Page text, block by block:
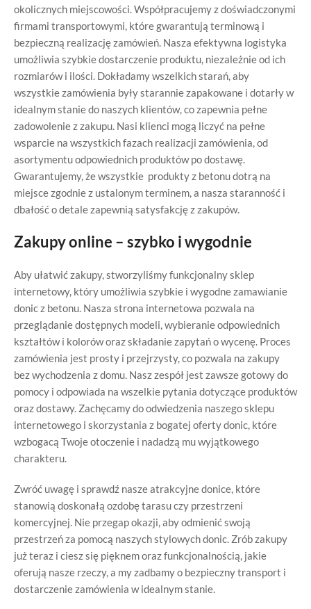
okolicznych miejscowości. Współpracujemy z doświadczonymi
firmami transportowymi, które gwarantują terminową i
bezpieczną realizację zamówień. Nasza efektywna logistyka
umożliwia szybkie dostarczenie produktu, niezależnie od ich
rozmiarów i ilości. Dokładamy wszelkich starań, aby
wszystkie zamówienia były starannie zapakowane i dotarły w
idealnym stanie do naszych klientów, co zapewnia pełne
zadowolenie z zakupu. Nasi klienci mogą liczyć na pełne
wsparcie na wszystkich fazach realizacji zamówienia, od
asortymentu odpowiednich produktów po dostawę.
Gwarantujemy, że wszystkie produkty z betonu dotrą na
miejsce zgodnie z ustalonym terminem, a nasza staranność i
dbałość o detale zapewnią satysfakcję z zakupów.
Zakupy online – szybko i wygodnie
Aby ułatwić zakupy, stworzyliśmy funkcjonalny sklep
internetowy, który umożliwia szybkie i wygodne zamawianie
donic z betonu. Nasza strona internetowa pozwala na
przeglądanie dostępnych modeli, wybieranie odpowiednich
kształtów i kolorów oraz składanie zapytań o wycenę. Proces
zamówienia jest prosty i przejrzysty, co pozwala na zakupy
bez wychodzenia z domu. Nasz zespół jest zawsze gotowy do
pomocy i odpowiada na wszelkie pytania dotyczące produktów
oraz dostawy. Zachęcamy do odwiedzenia naszego sklepu
internetowego i skorzystania z bogatej oferty donic, które
wzbogacą Twoje otoczenie i nadadzą mu wyjątkowego
charakteru.
Zwróć uwagę i sprawdź nasze atrakcyjne donice, które
stanowią doskonałą ozdobę tarasu czy przestrzeni
komercyjnej. Nie przegap okazji, aby odmienić swoją
przestrzeń za pomocą naszych stylowych donic. Zrób zakupy
już teraz i ciesz się pięknem oraz funkcjonalnością, jakie
oferują nasze rzeczy, a my zadbamy o bezpieczny transport i
dostarczenie zamówienia w idealnym stanie.